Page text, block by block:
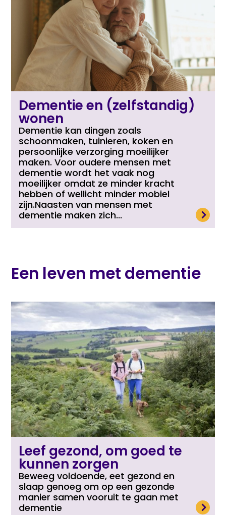
Dementie en (zelfstandig)
wonen
Dementie kan dingen zoals
schoonmaken, tuinieren, koken en
persoonlijke verzorging moeilijker
maken. Voor oudere mensen met
dementie wordt het vaak nog
moeilijker omdat ze minder kracht
hebben of wellicht minder mobiel
zijn.Naasten van mensen met
dementie maken zich...
Een leven met dementie
Leef gezond, om goed te
kunnen zorgen
Beweeg voldoende, eet gezond en
slaap genoeg om op een gezonde
manier samen vooruit te gaan met
dementie